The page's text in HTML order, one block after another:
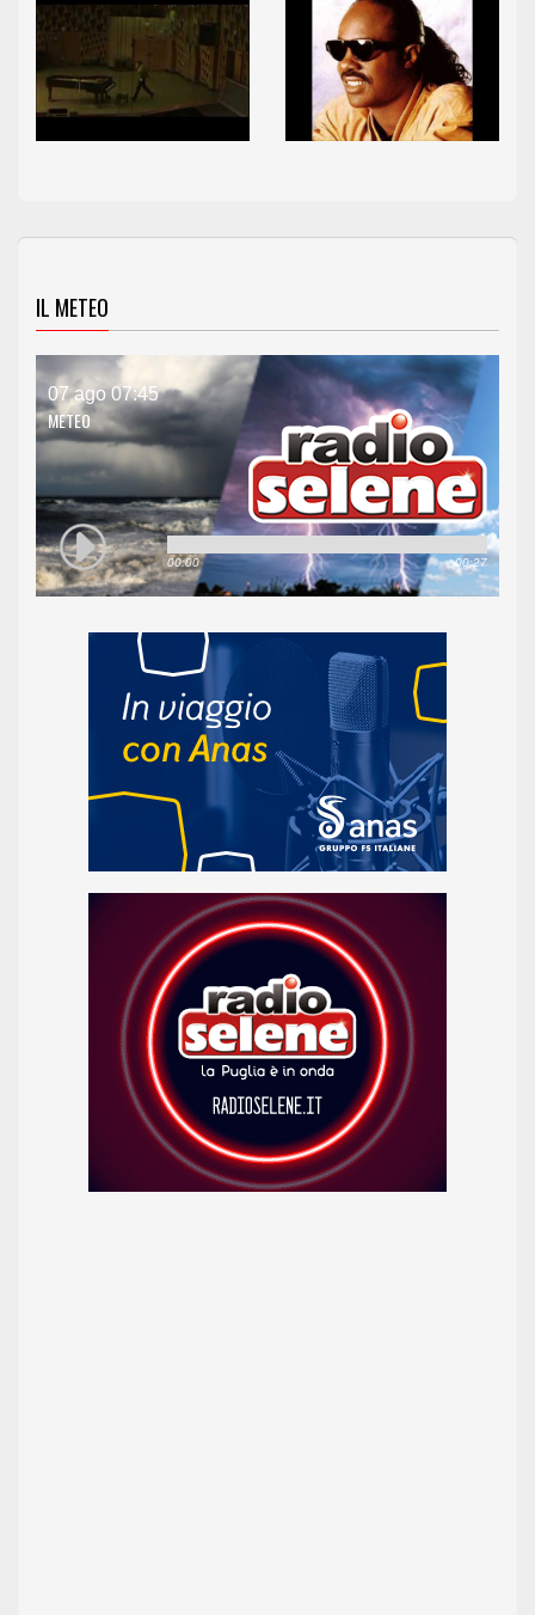
IL METEO
07 ago 07:45
METEO
00:00 00:27